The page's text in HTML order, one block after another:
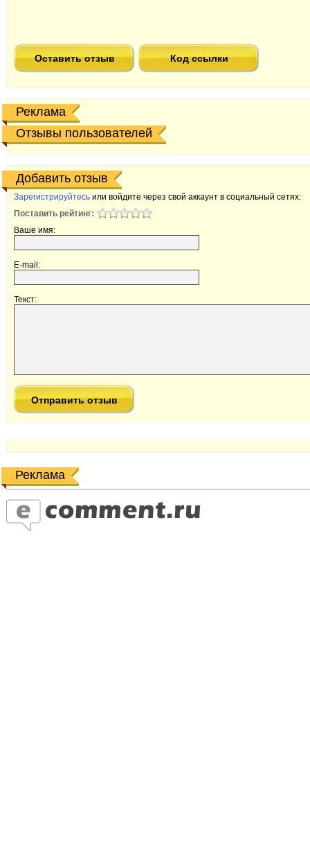
Оставить отзыв Код ссылки
Реклама
Отзывы пользователей
Добавить отзыв
Зарегистрируйтесь или войдите через свой аккаунт в социальный сетях:
Поставить рейтинг:
Ваше имя:
E-mail:
Текст:
Реклама